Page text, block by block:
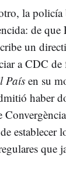
la policía
de que
un
a CDC
Paísen su
haber
establecer
que